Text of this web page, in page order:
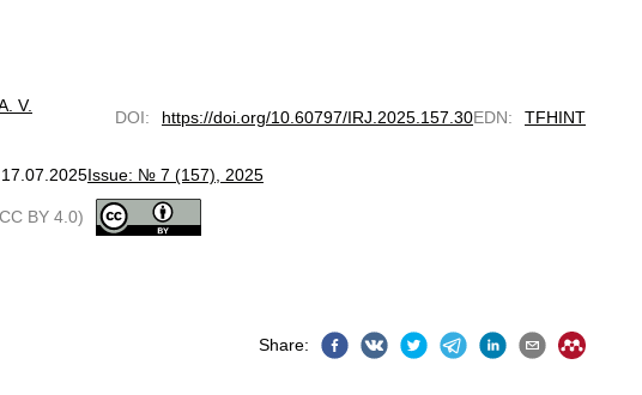
V.
DOI: https://doi.org/10.60797/IRJ.2025.157.30EDN: TFHINT
17.07.2025Issue: № 7 (157), 2025
BY 4.0)
Share: